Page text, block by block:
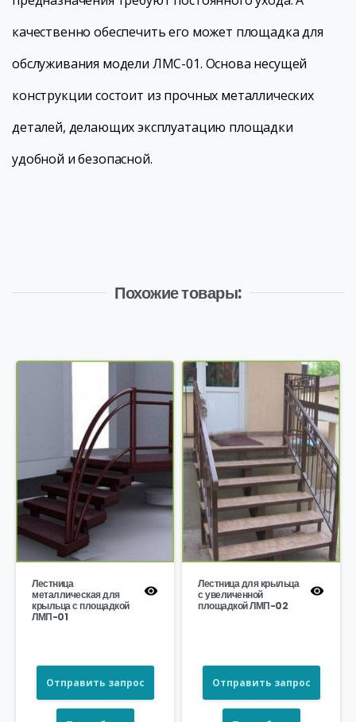
качественно обеспечить его может площадка для
обслуживания модели ЛМС-01. Основа несущей
конструкции состоит из прочных металлических
деталей, делающих эксплуатацию площадки
удобной и безопасной.
Похожие товары:
Лестница
металлическая для
крыльца с площадкой
ЛМП-01
Отправить запрос
Лестница для крыльца
с увеличенной
площадкой ЛМП-02
Отправить запрос